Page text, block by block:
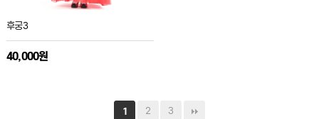
후궁3
40,000원
1 2 3